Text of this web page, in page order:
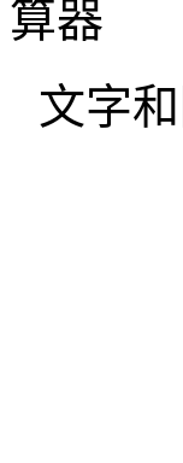
算器
文字